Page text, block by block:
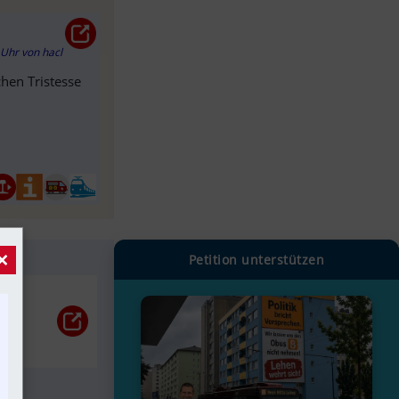
vonhacl
Tristesse
Petition unterstützen